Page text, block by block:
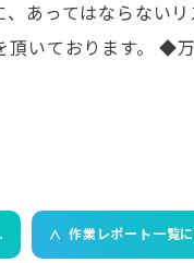
あってはならない
頂いております。 ◆
＜ 作業レポート一覧